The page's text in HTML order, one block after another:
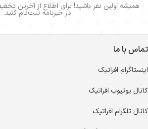
همیشه اولین نفر باشید! برای اطلاع از آخرین
در خبرنامه ثبت‌نام کنید.
تماس با ما
اینستاگرام افراتیک
کانال یوتیوب افراتیک
کانال تلگرام افراتیک